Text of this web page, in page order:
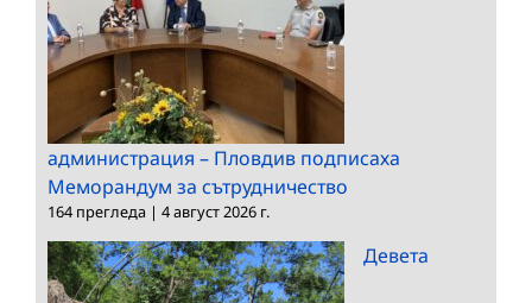
администрация – Пловдив подписаха
Меморандум за сътрудничество
164 прегледа | 4 август 2026 г.
Девета